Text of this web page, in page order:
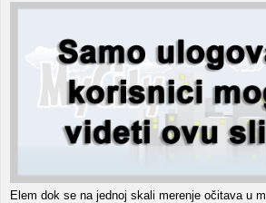
Elem dok se na jednoj skali merenje očitava u